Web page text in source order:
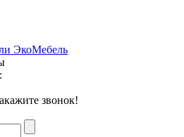
звонок!